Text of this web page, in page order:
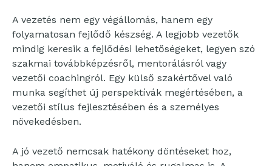
A vezetés nem egy végállomás, hanem egy
folyamatosan fejlődő készség. A legjobb vezetők
mindig keresik a fejlődési lehetőségeket, legyen szó
szakmai továbbképzésről, mentorálásról vagy
vezetői coachingról. Egy külső szakértővel való
munka segíthet új perspektívák megértésében, a
vezetői stílus fejlesztésében és a személyes
növekedésben.
A jó vezető nemcsak hatékony döntéseket hoz,